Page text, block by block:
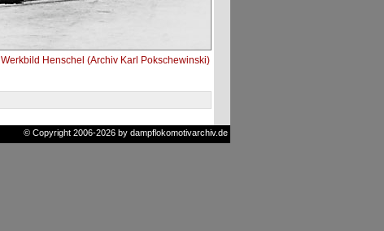
Werkbild Henschel (Archiv Karl Pokschewinski)
© Copyright 2006-2026 by dampflokomotivarchiv.de